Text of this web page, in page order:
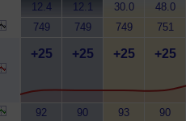
12.4
749
+25
92
12.1
749
+25
90
30.0
749
+25
93
48.0
751
+25
90